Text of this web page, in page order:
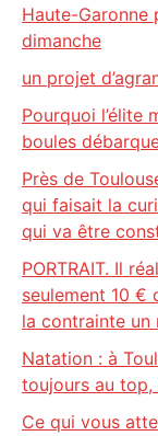
Haute-Garonne
dimanche
un projet
Pourquoi l’élite
boules
Près de
qui faisait la
qui va être
PORTRAIT. Il
seulement 10 €
la contrainte un
Natation : à
toujours au top,
Ce qui vous